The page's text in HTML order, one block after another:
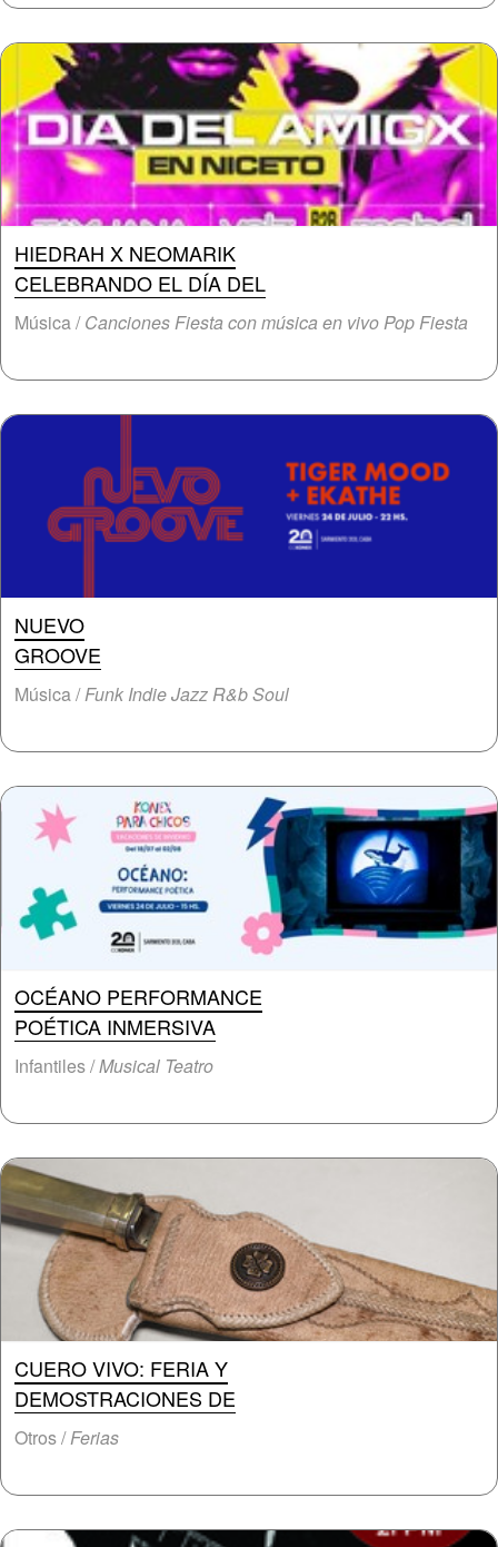
HIEDRAH X NEOMARIK
CELEBRANDO EL DÍA DEL
Música /Canciones Fiesta con música en vivo Pop Fiesta
NUEVO
GROOVE
Música /Funk Indie Jazz R&b Soul
OCÉANO PERFORMANCE
POÉTICA INMERSIVA
Infantiles /Musical Teatro
CUERO VIVO: FERIA Y
DEMOSTRACIONES DE
Otros /Ferias